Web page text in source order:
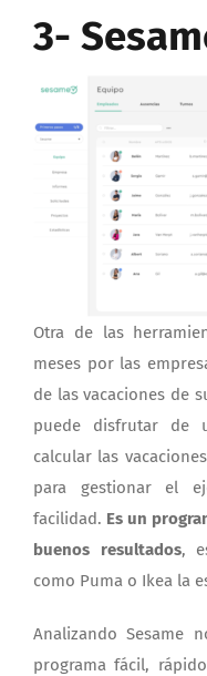
3-
Otra de las
meses por las
de las vacaciones de
puede disfrutar de
calcular las
para gestionar el
facilidad. Es un
buenos resultados,
como Puma o Ikea la
Analizando Sesame
programa fácil,